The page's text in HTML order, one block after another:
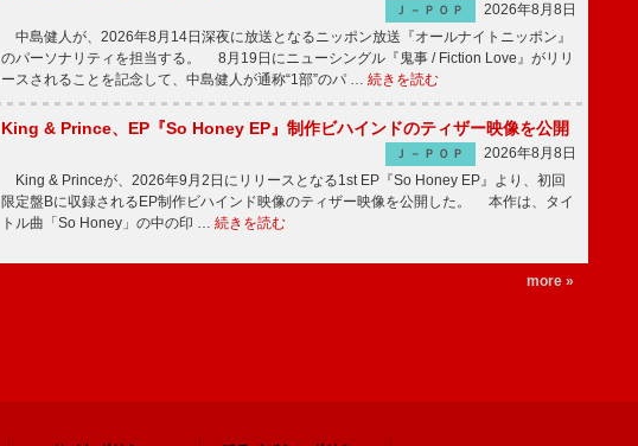
Ｊ－ＰＯＰ
2026年8月8日
中島健人が、2026年8月14日深夜に放送となるニッポン放送『オールナイトニッポン』
のパーソナリティを担当する。 8月19日にニューシングル『鬼事 / Fiction Love』がリリ
ースされることを記念して、中島健人が通称“1部”のパ … 続きを読む
King & Prince、EP『So Honey EP』制作ビハインドのティザー映像を公開
Ｊ－ＰＯＰ
2026年8月8日
King & Princeが、2026年9月2日にリリースとなる1st EP『So Honey EP』より、初回
限定盤Bに収録されるEP制作ビハインド映像のティザー映像を公開した。 本作は、タイ
トル曲「So Honey」の中の印 … 続きを読む
more »